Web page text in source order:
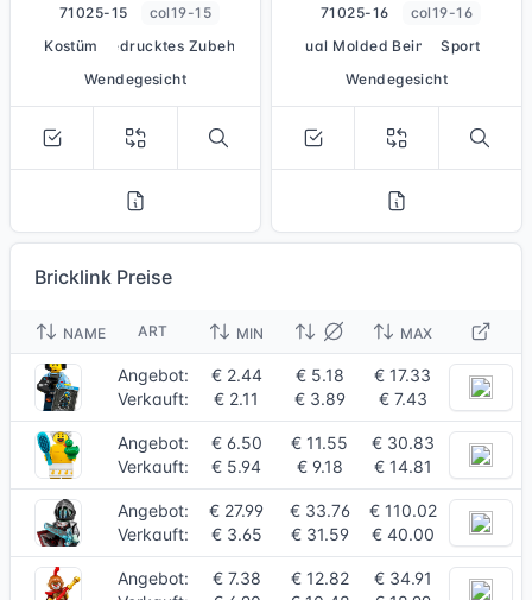
71025-15
col19-15
Kostüm
bedrucktes Zubehör
Wendegesicht
71025-16
col19-16
Dual Molded Beine
Sport
Wendegesicht
Bricklink Preise
NAME ART MIN MAX
Angebot:
Verkauft:
€ 2.44
€ 2.11
€ 5.18
€ 3.89
€ 17.33
€ 7.43
Angebot:
Verkauft:
€ 6.50
€ 5.94
€ 11.55
€ 9.18
€ 30.83
€ 14.81
Angebot:
Verkauft:
€ 27.99
€ 3.65
€ 33.76
€ 31.59
€ 110.02
€ 40.00
Angebot:
€ 7.38
€ 12.82
€ 34.91